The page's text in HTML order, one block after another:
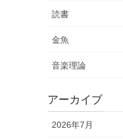
読書
金魚
音楽理論
アーカイブ
2026年7月